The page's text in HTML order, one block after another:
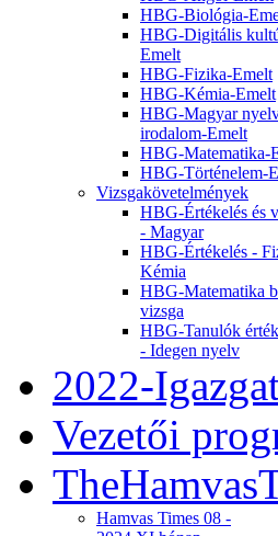
HBG-Biológia-
HBG-Digitális
Emelt
HBG-Fizika-Emelt
HBG-Kémia-Emelt
HBG-Magyar
irodalom-Emelt
HBG-Matematika-
HBG-Történelem-
Vizsgakövetelmények
HBG-Értékelés és
- Magyar
HBG-Értékelés -
Kémia
HBG-Matematika
vizsga
HBG-Tanulók
- Idegen nyelv
2022-
Vezetői
Hamvas Times 08 -